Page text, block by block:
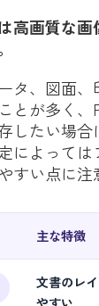
高画質な
タ、図面
とが多く
したい場合
によって
すい点に注
主な特徴
文書のレ
やすい